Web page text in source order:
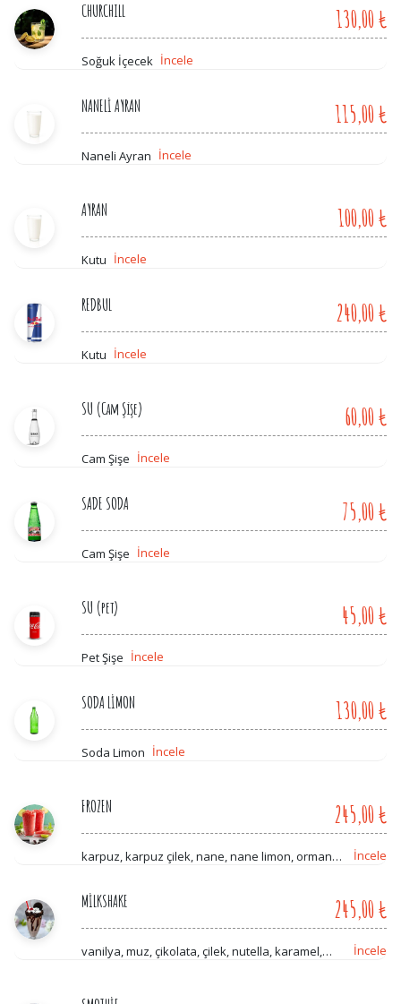
CHURCHILL 130,00 ₺
Soğuk İçecek İncele
NANELİ AYRAN 115,00 ₺
Naneli Ayran İncele
AYRAN 100,00 ₺
Kutu İncele
REDBUL 240,00 ₺
Kutu İncele
SU (Cam Şişe) 60,00 ₺
Cam Şişe İncele
SADE SODA 75,00 ₺
Cam Şişe İncele
SU (pet) 45,00 ₺
Pet Şişe İncele
SODA LİMON 130,00 ₺
Soda Limon İncele
FROZEN 245,00 ₺
karpuz, karpuz çilek, nane, nane limon, orman
İncele
MİLKSHAKE 245,00 ₺
vanilya, muz, çikolata, çilek, nutella, karamel,
İncele